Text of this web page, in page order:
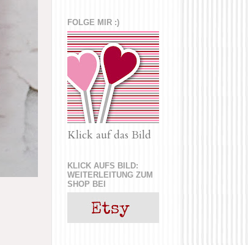
FOLGE MIR :)
Klick auf das Bild
KLICK AUFS BILD:
WEITERLEITUNG ZUM
SHOP BEI